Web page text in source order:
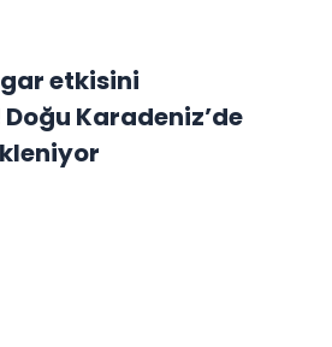
etkisini
Karadeniz’de